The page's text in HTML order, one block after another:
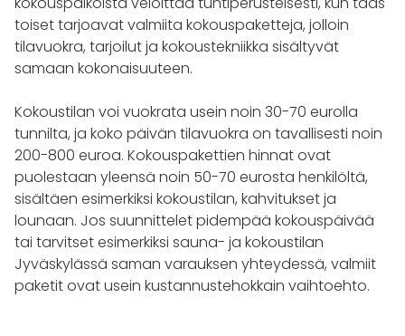
toiset tarjoavat valmiita kokouspaketteja, jolloin
tilavuokra, tarjoilut ja kokoustekniikka sisältyvät
samaan kokonaisuuteen.
Kokoustilan voi vuokrata usein noin 30-70 eurolla
tunnilta, ja koko päivän tilavuokra on tavallisesti noin
200-800 euroa. Kokouspakettien hinnat ovat
puolestaan yleensä noin 50-70 eurosta henkilöltä,
sisältäen esimerkiksi kokoustilan, kahvitukset ja
lounaan. Jos suunnittelet pidempää kokouspäivää
tai tarvitset esimerkiksi sauna- ja kokoustilan
Jyväskylässä saman varauksen yhteydessä, valmiit
paketit ovat usein kustannustehokkain vaihtoehto.